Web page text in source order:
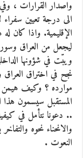
واصدار القرارات ،
الى درجة تعيين سفراء
الإقليمية. واذا كان
ليجعل من العراق
ويبّت في شؤونها
نجح في اختراق
موارده ؟ وكيف هيمن
المستقبل سيسمون
.. دعونا نتأمل في
والانحناء نحوه
النعوت .